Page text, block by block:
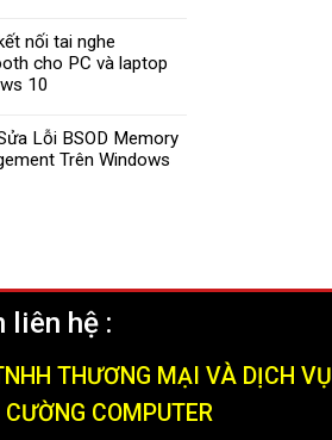
(2025)
nối tai nghe
cho PC và laptop
10
Lỗi BSOD Memory
Trên Windows
liên hệ :
THƯƠNG MẠI VÀ DỊCH VỤ
CƯỜNG COMPUTER